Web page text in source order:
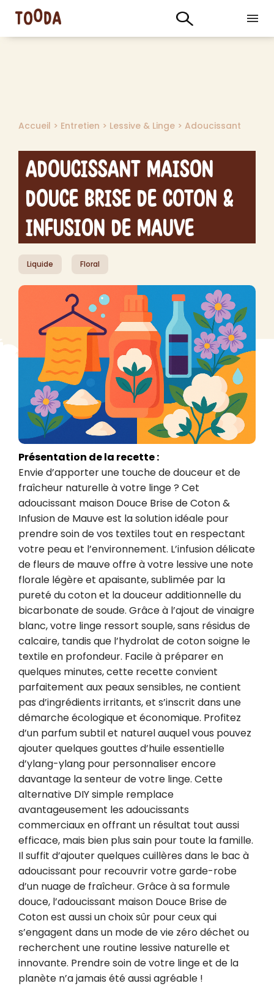
Accueil > Entretien > Lessive & Linge > Adoucissant
Adoucissant Maison
Douce Brise de Coton &
Infusion de Mauve
Liquide Floral
Présentation de la recette :
Envie d’apporter une touche de douceur et de
fraîcheur naturelle à votre linge ? Cet
adoucissant maison Douce Brise de Coton &
Infusion de Mauve est la solution idéale pour
prendre soin de vos textiles tout en respectant
votre peau et l’environnement. L’infusion délicate
de fleurs de mauve offre à votre lessive une note
florale légère et apaisante, sublimée par la
pureté du coton et la douceur additionnelle du
bicarbonate de soude. Grâce à l’ajout de vinaigre
blanc, votre linge ressort souple, sans résidus de
calcaire, tandis que l’hydrolat de coton soigne le
textile en profondeur. Facile à préparer en
quelques minutes, cette recette convient
parfaitement aux peaux sensibles, ne contient
pas d’ingrédients irritants, et s’inscrit dans une
démarche écologique et économique. Profitez
d’un parfum subtil et naturel auquel vous pouvez
ajouter quelques gouttes d’huile essentielle
d’ylang-ylang pour personnaliser encore
davantage la senteur de votre linge. Cette
alternative DIY simple remplace
avantageusement les adoucissants
commerciaux en offrant un résultat tout aussi
efficace, mais bien plus sain pour toute la famille.
Il suffit d’ajouter quelques cuillères dans le bac à
adoucissant pour recouvrir votre garde-robe
d’un nuage de fraîcheur. Grâce à sa formule
douce, l’adoucissant maison Douce Brise de
Coton est aussi un choix sûr pour ceux qui
s’engagent dans un mode de vie zéro déchet ou
recherchent une routine lessive naturelle et
innovante. Prendre soin de votre linge et de la
planète n’a jamais été aussi agréable !